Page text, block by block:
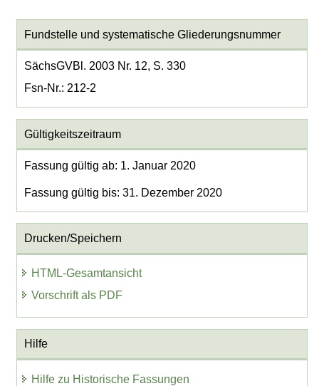
Fundstelle und systematische Gliederungsnummer
SächsGVBl. 2003 Nr. 12, S. 330
Fsn-Nr.: 212-2
Gültigkeitszeitraum
Fassung gültig ab: 1. Januar 2020
Fassung gültig bis: 31. Dezember 2020
Drucken/Speichern
HTML-Gesamtansicht
Vorschrift als PDF
Hilfe
Hilfe zu Historische Fassungen